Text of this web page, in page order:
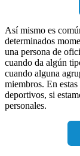
Así mismo es
determinados
una persona de
cuando da algún
cuando alguna
miembros. En
deportivos, si
personales.